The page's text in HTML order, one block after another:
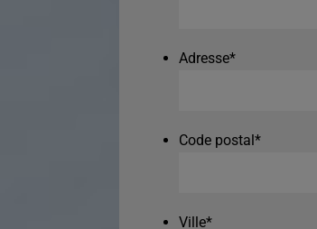
Adresse*
Code postal*
Ville*